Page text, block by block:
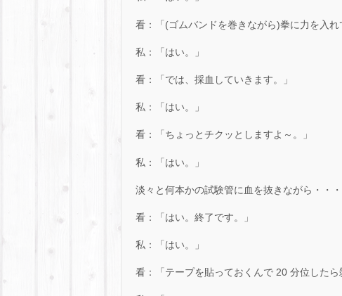
看：「(ゴムバンドを巻きながら)拳に力を入れ
私：「はい。」
看：「では、採血していきます。」
私：「はい。」
看：「ちょっとチクッとしますよ～。」
私：「はい。」
淡々と何本かの試験管に血を抜きながら・・・
看：「はい。終了です。」
私：「はい。」
看：「テープを貼っておくんで 20 分位した